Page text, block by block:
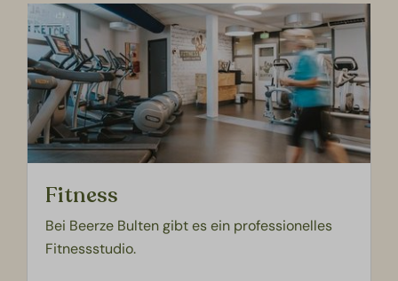
Fitness
Bei Beerze Bulten gibt es ein professionelles
Fitnessstudio.